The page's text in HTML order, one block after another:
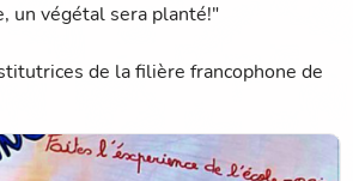
un végétal sera planté!"
de la filière francophone de